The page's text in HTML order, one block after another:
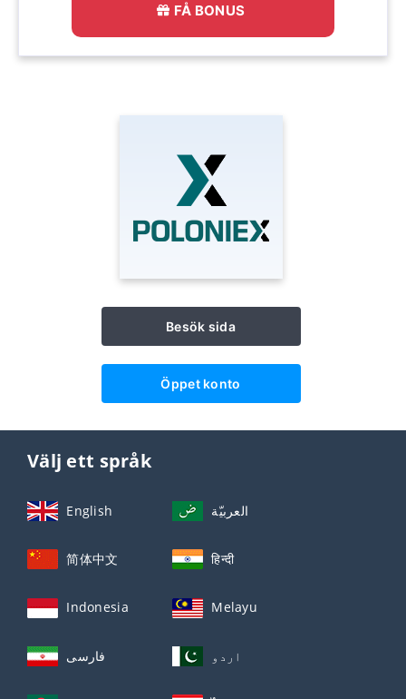
FÅ BONUS
Besök sida
Öppet konto
Välj ett språk
English العربيّة
简体中文 हिन्दी
Indonesia Melayu
فارسی اردو